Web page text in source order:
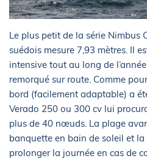
Le plus petit de la série Nimbus
suédois mesure 7,93 mètres. Il
intensive tout au long de
remorqué sur route. Comme
bord (facilement adaptable) a
Verado 250 ou 300 cv lui
plus de 40 nœuds. La plage
banquette en bain de soleil et
prolonger la journée en cas de